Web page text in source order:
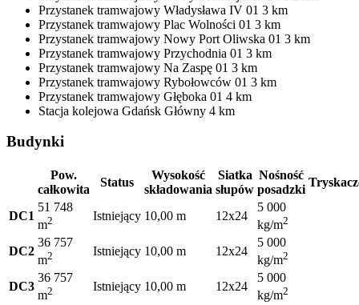
Przystanek tramwajowy Władysława IV 01 3 km
Przystanek tramwajowy Plac Wolności 01 3 km
Przystanek tramwajowy Nowy Port Oliwska 01 3 km
Przystanek tramwajowy Przychodnia 01 3 km
Przystanek tramwajowy Na Zaspę 01 3 km
Przystanek tramwajowy Rybołowców 01 3 km
Przystanek tramwajowy Głęboka 01 4 km
Stacja kolejowa Gdańsk Główny 4 km
Budynki
Pow.
całkowita
Status
Wysokość
składowania
Siatka
słupów
Nośność
posadzki
DC1
51 748
m2 Istniejący 10,00 m 12x24
5 000
kg/m2
DC2
36 757
m2 Istniejący 10,00 m 12x24
5 000
kg/m2
DC3
36 757
m2 Istniejący 10,00 m 12x24
5 000
kg/m2